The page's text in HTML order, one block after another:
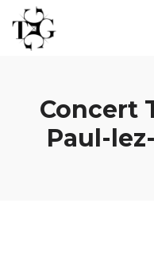
Concert
Paul-